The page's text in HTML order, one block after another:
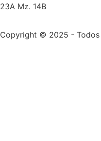
23A Mz. 14B
Copyright © 2025 - Todos